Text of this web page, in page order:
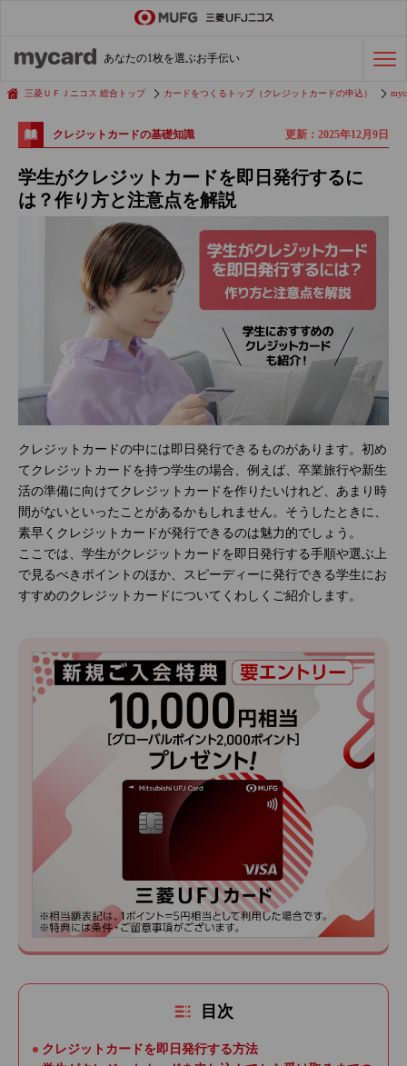
あなたの1枚を選ぶお手伝い
会社経費の支払い 効率化術
三菱ＵＦＪニコス 総合トップ カードをつくるトップ（クレジットカードの申込）
クレジットカードの基礎知識 更新：2025年12月9日
学生がクレジットカードを即日発行するに
は？作り方と注意点を解説
クレジットカードの中には即日発行できるものがあります。初め
てクレジットカードを持つ学生の場合、例えば、卒業旅行や新生
活の準備に向けてクレジットカードを作りたいけれど、あまり時
間がないといったことがあるかもしれません。そうしたときに、
素早くクレジットカードが発行できるのは魅力的でしょう。
ここでは、学生がクレジットカードを即日発行する手順や選ぶ上
で見るべきポイントのほか、スピーディーに発行できる学生にお
すすめのクレジットカードについてくわしくご紹介します。
目次
クレジットカードを即日発行する方法